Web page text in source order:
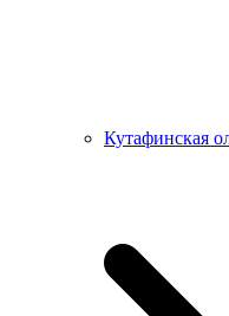
Кутафинская